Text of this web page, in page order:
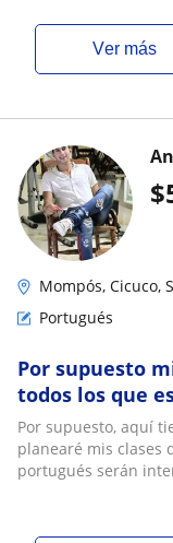
ver más
$
Mompós, Cicuco,
Portugués
Por supuesto
todos los que
la edad ni el
sesión será
trabajaré para
Por supuesto, aquí
planearé mis clases
portugués serán